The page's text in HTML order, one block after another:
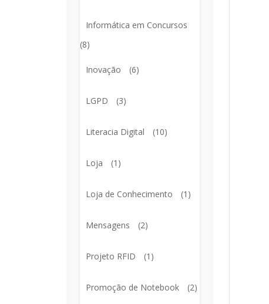
Informática em Concursos
(8)
Inovação (6)
LGPD (3)
Literacia Digital (10)
Loja (1)
Loja de Conhecimento (1)
Mensagens (2)
Projeto RFID (1)
Promoção de Notebook (2)